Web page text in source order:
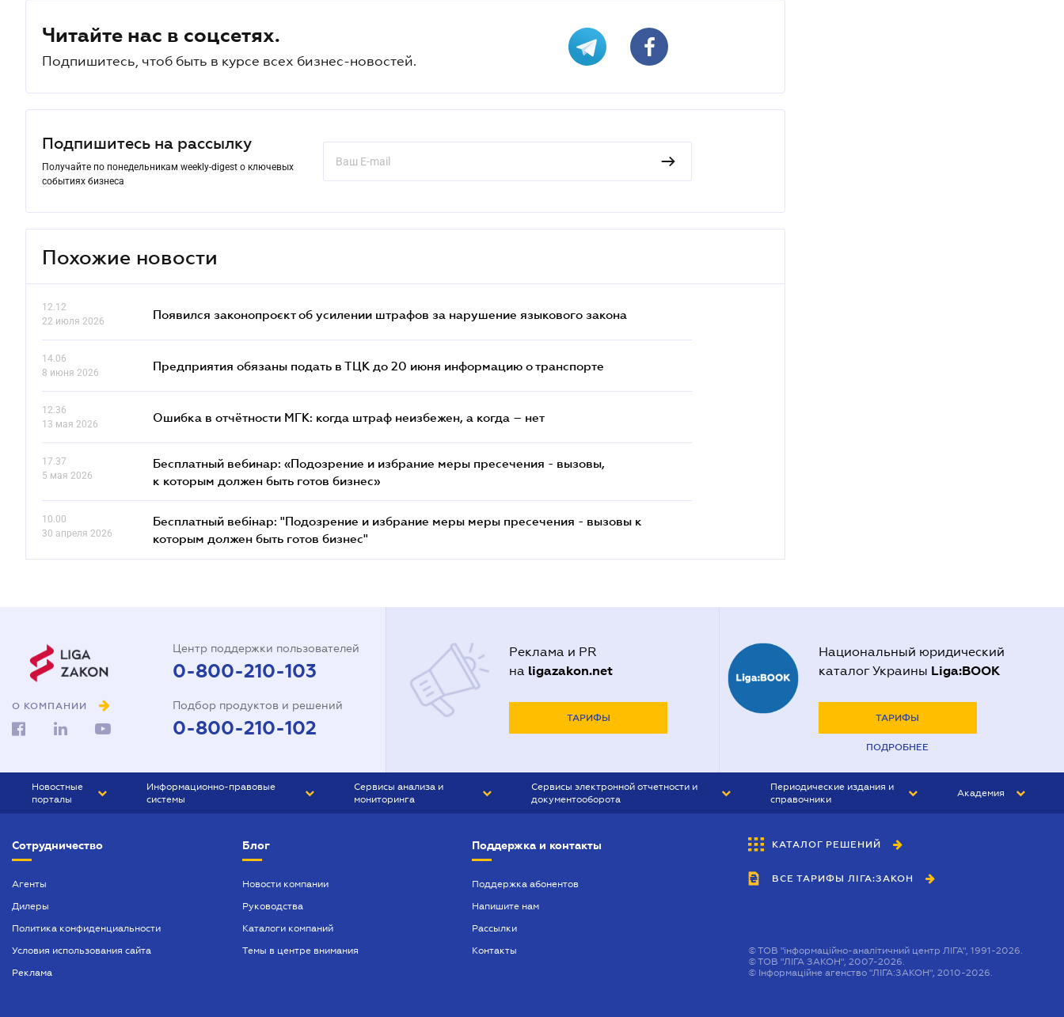
Читайте нас в соцсетях.
Подпишитесь, чтоб быть в курсе всех бизнес-новостей.
Подпишитесь на рассылку
Получайте по понедельникам weekly-digest о ключевых
событиях бизнеса
Похожие новости
12.12
22 июля 2026
Появился законопроєкт об усилении штрафов за нарушение языкового закона
14.06
8 июня 2026
Предприятия обязаны подать в ТЦК до 20 июня информацию о транспорте
12.36
13 мая 2026
Ошибка в отчётности МГК: когда штраф неизбежен, а когда – нет
17.37
5 мая 2026
Бесплатный вебинар: «Подозрение и избрание меры пресечения - вызовы,
к которым должен быть готов бизнес»
10.00
30 апреля 2026
Бесплатный вебінар: "Подозрение и избрание меры меры пресечения - вызовы к
которым должен быть готов бизнес"
О КОМПАНИИ
Центр поддержки пользователей
0-800-210-103
Подбор продуктов и решений
0-800-210-102
Реклама и PR
на ligazakon.net
ТАРИФЫ
Национальный юридический
каталог Украины Liga:BOOK
ТАРИФЫ
ПОДРОБНЕЕ
Новостные
порталы
БИЗНЕС
Информационно-правовые
системы
БУХГАЛТЕР ПРОФ
ЮРИСТ ПРОФ
Сервисы анализа и
мониторинга
Сервисы электронной отчетности и
документооборота
Периодические издания и
справочники
БУХГАЛТЕР&ЗАКОН
ВЕСТНИК МСФО
Академия
Сотрудничество
Агенты
Дилеры
Политика конфиденциальности
Условия использования сайта
Реклама
Блог
Новости компании
Руководства
Каталоги компаний
Темы в центре внимания
Поддержка и контакты
Поддержка абонентов
Напишите нам
Рассылки
Контакты
КАТАЛОГ РЕШЕНИЙ
ВСЕ ТАРИФЫ ЛІГА:ЗАКОН
©ТОВ "інформаційно-аналітичний центр ЛІГА", 1991-2026.
©ТОВ "ЛІГА ЗАКОН", 2007-2026.
© Інформаційне агенство "ЛІГА:ЗАКОН", 2010-2026.